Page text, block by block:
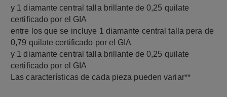
y 1 diamante central talla brillante de 0,25 quilate
certificado por el GIA
entre los que se incluye 1 diamante central talla pera de
0,79 quilate certificado por el GIA
y 1 diamante central talla brillante de 0,25 quilate
certificado por el GIA
Las características de cada pieza pueden variar**